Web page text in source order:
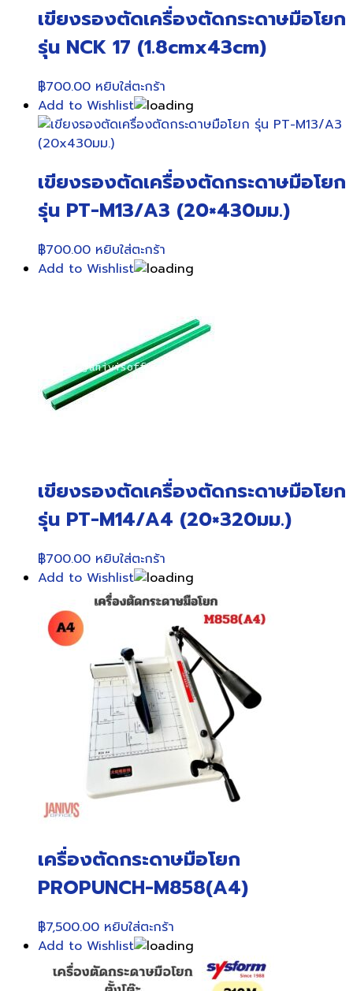
เขียงรองตัดเครื่องตัดกระดาษมือโยก
รุ่น NCK 17 (1.8cmx43cm)
฿700.00 หยิบใส่ตะกร้า
Add to Wishlist
เขียงรองตัดเครื่องตัดกระดาษมือโยก
รุ่น PT-M13/A3 (20×430มม.)
฿700.00 หยิบใส่ตะกร้า
Add to Wishlist
เขียงรองตัดเครื่องตัดกระดาษมือโยก
รุ่น PT-M14/A4 (20×320มม.)
฿700.00 หยิบใส่ตะกร้า
Add to Wishlist
เครื่องตัดกระดาษมือโยก
PROPUNCH-M858(A4)
฿7,500.00 หยิบใส่ตะกร้า
Add to Wishlist